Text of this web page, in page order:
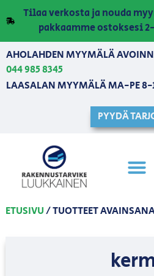
Tilaa verkosta ja nouda
pakkaamme ostoksesi
AHOLAHDEN MYYMÄLÄ
044 985 8345
LAASALAN MYYMÄLÄ MA-PE 8-
PYYDÄ
ETUSIVU/ TUOTTEET